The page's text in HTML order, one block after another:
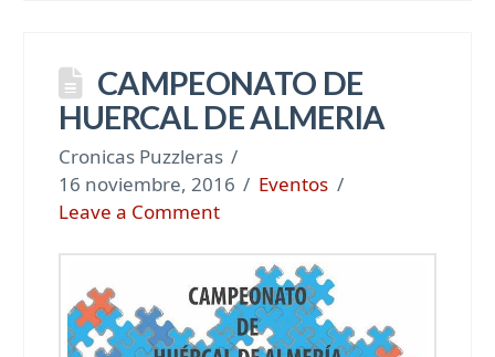
CAMPEONATO DE
HUERCAL DE ALMERIA
Cronicas Puzzleras
16 noviembre, 2016
Eventos
Leave a Comment